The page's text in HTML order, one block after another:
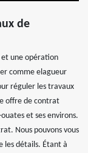
de
et une opération
comme elagueur
réguler les travaux
offre de contrat
et ses environs.
Nous pouvons vous
les détails. Étant à